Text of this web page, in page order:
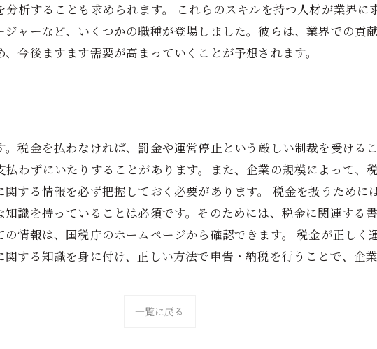
析することも求められます。 これらのスキルを持つ人材が業界に
ャーなど、いくつかの職種が登場しました。彼らは、業界での貢
今後ますます需要が高まっていくことが予想されます。
税金を払わなければ、罰金や運営停止という厳しい制裁を受ける
わずにいたりすることがあります。また、企業の規模によって、
する情報を必ず把握しておく必要があります。 税金を扱うために
識を持っていることは必須です。そのためには、税金に関連する
情報は、国税庁のホームページから確認できます。 税金が正しく
する知識を身に付け、正しい方法で申告・納税を行うことで、企
一覧に戻る